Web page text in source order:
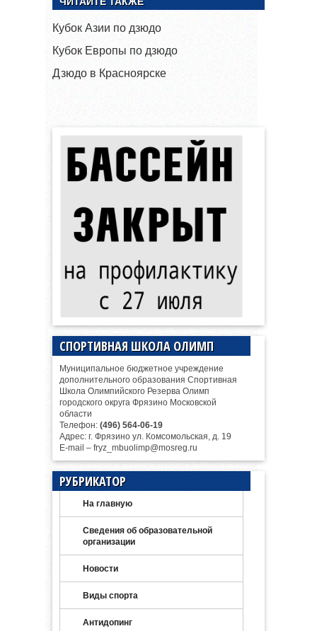
Кубок Азии по дзюдо
Кубок Европы по дзюдо
Дзюдо в Красноярске
СПОРТИВНАЯ ШКОЛА ОЛИМП
Муниципальное бюджетное учреждение
дополнительного образования Спортивная
Школа Олимпийского Резерва Олимп
городского округа Фрязино Московской
области
Телефон: (496) 564-06-19
Адрес: г. Фрязино ул. Комсомольская, д. 19
E-mail – fryz_mbuolimp@mosreg.ru
РУБРИКАТОР
На главную
Сведения об образовательной
организации
Новости
Виды спорта
Антидопинг